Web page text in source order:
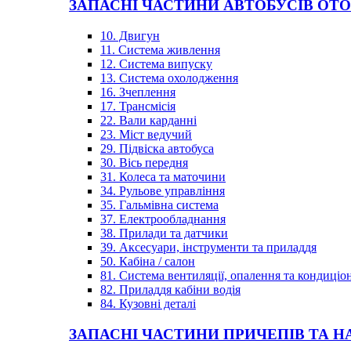
ЗАПАСНІ ЧАСТИНИ АВТОБУСІВ
10. Двигун
11. Система живлення
12. Система випуску
13. Система охолодження
16. Зчеплення
17. Трансмісія
22. Вали карданні
23. Міст ведучий
29. Підвіска автобуса
30. Вісь передня
31. Колеса та маточини
34. Рульове управління
35. Гальмівна система
37. Електрообладнання
38. Прилади та датчики
39. Аксесуари, інструменти та приладдя
50. Кабіна / салон
81. Система вентиляції, опалення та
82. Приладдя кабіни водія
84. Кузовні деталі
ЗАПАСНІ ЧАСТИНИ ПРИЧЕПІВ ТА